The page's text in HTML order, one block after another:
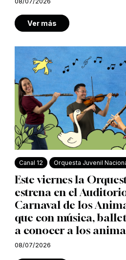
Ver más
Canal 12 Orquesta Juvenil
Este viernes la
estrena en el
Carnaval de los
que con música,
a conocer a los
08/07/2026